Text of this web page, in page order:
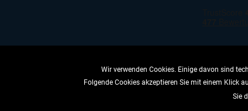
Wir verwenden Cookies. Einige davon sind
Folgende Cookies akzeptieren Sie mit einem Klick
Sie